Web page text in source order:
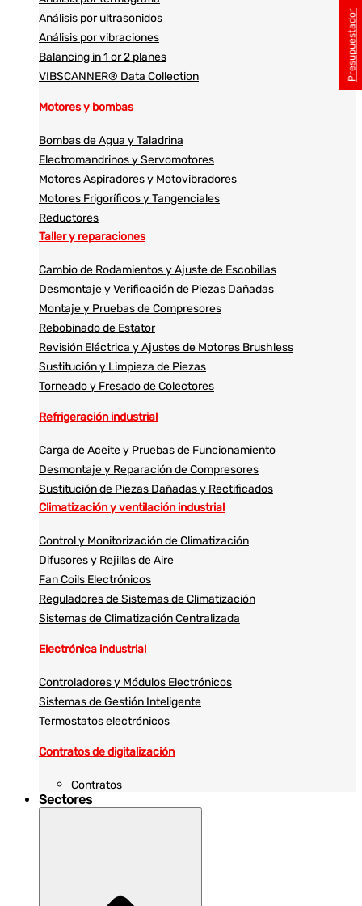
Análisis por ultrasonidos​​
Análisis por vibraciones
Balancing in 1 or 2 planes
VIBSCANNER® Data Collection
Motores y bombas
Bombas de Agua y Taladrina
Electromandrinos y Servomotores
Motores Aspiradores y Motovibradores
Motores Frigoríficos y Tangenciales
Reductores
Taller y reparaciones
Cambio de Rodamientos y Ajuste de Escobillas
Desmontaje y Verificación de Piezas Dañadas
Montaje y Pruebas de Compresores
Rebobinado de Estator
Revisión Eléctrica y Ajustes de Motores Brushless
Sustitución y Limpieza de Piezas
Torneado y Fresado de Colectores
Refrigeración industrial
Carga de Aceite y Pruebas de Funcionamiento
Desmontaje y Reparación de Compresores
Sustitución de Piezas Dañadas y Rectificados
Climatización y ventilación industrial
Control y Monitorización de Climatización
Difusores y Rejillas de Aire
Fan Coils Electrónicos
Reguladores de Sistemas de Climatización
Sistemas de Climatización Centralizada
Electrónica industrial
Controladores y Módulos Electrónicos
Sistemas de Gestión Inteligente
Termostatos electrónicos
Contratos de digitalización
Contratos
Sectores
Presupuestador